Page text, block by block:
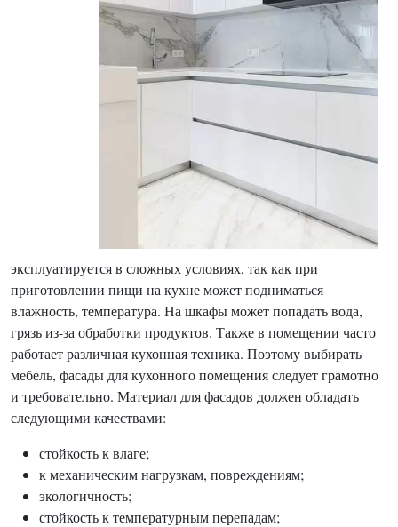
эксплуатируется в сложных условиях, так как при
приготовлении пищи на кухне может подниматься
влажность, температура. На шкафы может попадать вода,
грязь из-за обработки продуктов. Также в помещении часто
работает различная кухонная техника. Поэтому выбирать
мебель, фасады для кухонного помещения следует грамотно
и требовательно. Материал для фасадов должен обладать
следующими качествами:
стойкость к влаге;
к механическим нагрузкам, повреждениям;
экологичность;
стойкость к температурным перепадам;